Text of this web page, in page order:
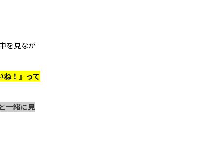
を見なが
ね！』って
一緒に見